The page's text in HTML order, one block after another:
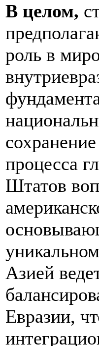
В целом,
роль в
процесса
Штатов
Азией
Евразии,